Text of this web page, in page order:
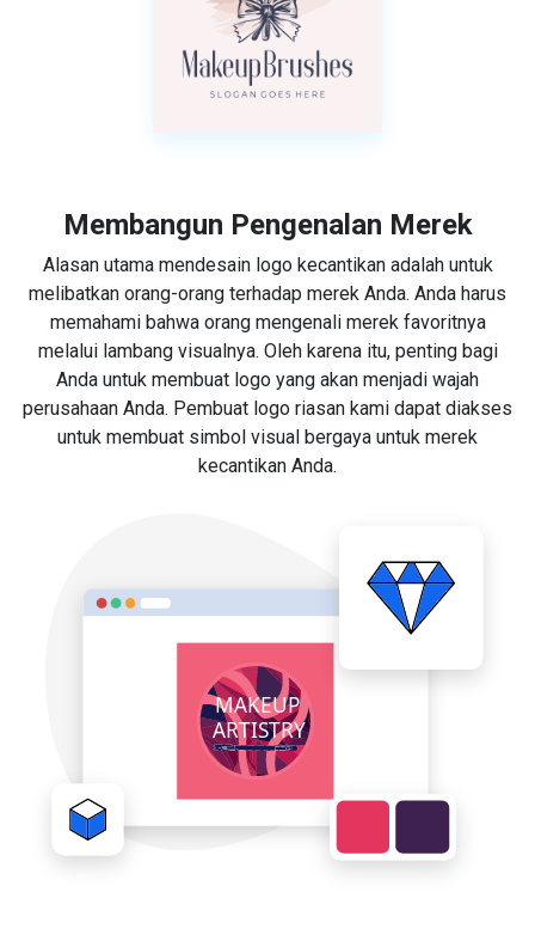
Membangun Pengenalan Merek
Alasan utama mendesain logo kecantikan adalah untuk
melibatkan orang-orang terhadap merek Anda. Anda harus
memahami bahwa orang mengenali merek favoritnya
melalui lambang visualnya. Oleh karena itu, penting bagi
Anda untuk membuat logo yang akan menjadi wajah
perusahaan Anda. Pembuat logo riasan kami dapat diakses
untuk membuat simbol visual bergaya untuk merek
kecantikan Anda.